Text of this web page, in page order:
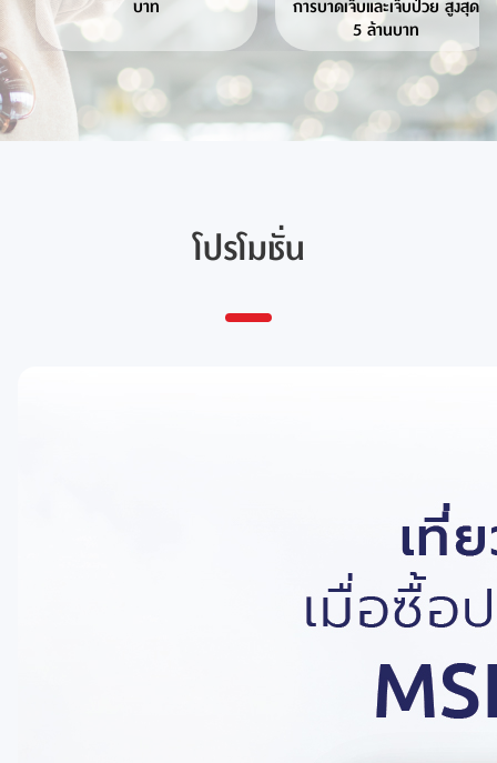
บาท
การบาดเจ็บและเจ็บป่วย สูงสุด
5 ล้านบาท
โปรโมชั่น